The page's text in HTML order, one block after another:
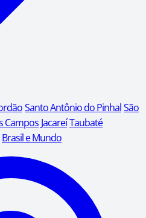
Santo Antônio do PinhalSão
Campos JacareíTaubaté
Brasil e Mundo